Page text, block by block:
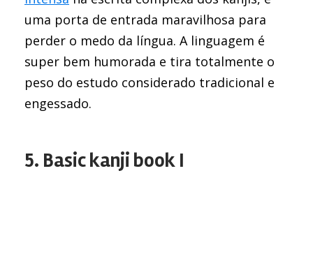
uma porta de entrada maravilhosa para
perder o medo da língua. A linguagem é
super bem humorada e tira totalmente o
peso do estudo considerado tradicional e
engessado.
5. Basic kanji book I